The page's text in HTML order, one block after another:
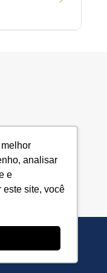
analisar
e
este site, você
98696-2893